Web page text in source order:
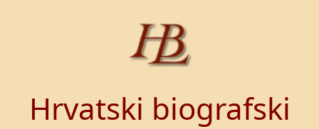
Hrvatski biografski